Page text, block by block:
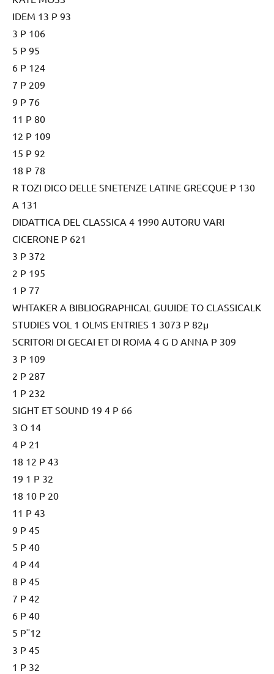
IDEM 13 P 93
3 P 106
5 P 95
6 P 124
7 P 209
9 P 76
11 P 80
12 P 109
15 P 92
18 P 78
R TOZI DICO DELLE SNETENZE LATINE GRECQUE P 130
A 131
DIDATTICA DEL CLASSICA 4 1990 AUTORU VARI
CICERONE P 621
3 P 372
2 P 195
1 P 77
WHTAKER A BIBLIOGRAPHICAL GUUIDE TO CLASSICALK
STUDIES VOL 1 OLMS ENTRIES 1 3073 P 82µ
SCRITORI DI GECAI ET DI ROMA 4 G D ANNA P 309
3 P 109
2 P 287
1 P 232
SIGHT ET SOUND 19 4 P 66
3 O 14
4 P 21
18 12 P 43
19 1 P 32
18 10 P 20
11 P 43
9 P 45
5 P 40
4 P 44
8 P 45
7 P 42
6 P 40
5 P¨12
3 P 45
1 P 32